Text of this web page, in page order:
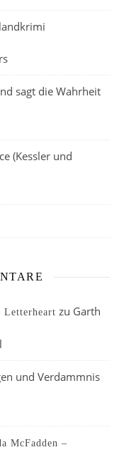
sagt die Wahrheit
(Kessler und
Letterheart zu Garth
und Verdammnis
McFadden –